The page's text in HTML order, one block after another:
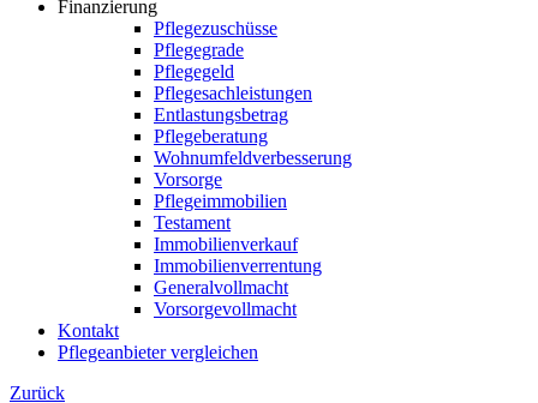
Finanzierung
Pflegezuschüsse
Pflegegrade
Pflegegeld
Pflegesachleistungen
Entlastungsbetrag
Pflegeberatung
Wohnumfeldverbesserung
Vorsorge
Pflegeimmobilien
Testament
Immobilienverkauf
Immobilienverrentung
Generalvollmacht
Vorsorgevollmacht
Kontakt
Pflegeanbieter vergleichen
Zurück